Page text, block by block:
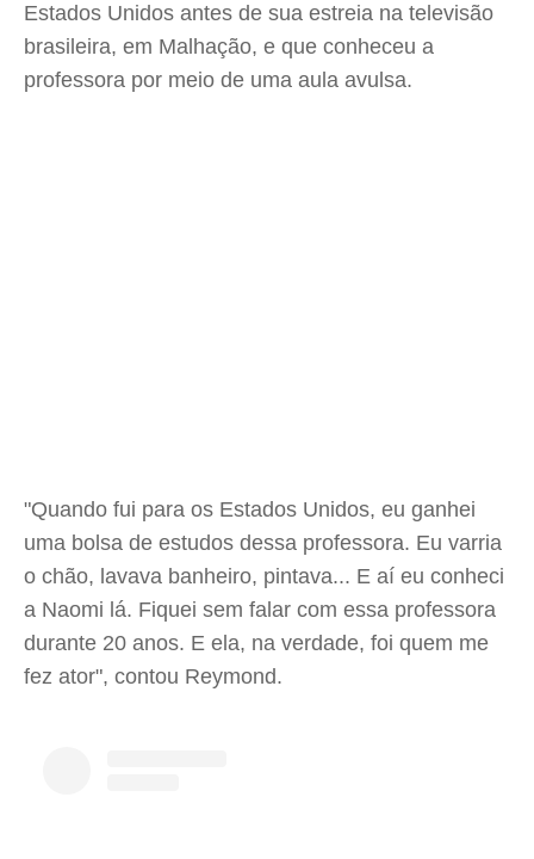
Estados Unidos antes de sua estreia na televisão
brasileira, em Malhação, e que conheceu a
professora por meio de uma aula avulsa.
"Quando fui para os Estados Unidos, eu ganhei
uma bolsa de estudos dessa professora. Eu varria
o chão, lavava banheiro, pintava... E aí eu conheci
a Naomi lá. Fiquei sem falar com essa professora
durante 20 anos. E ela, na verdade, foi quem me
fez ator", contou Reymond.